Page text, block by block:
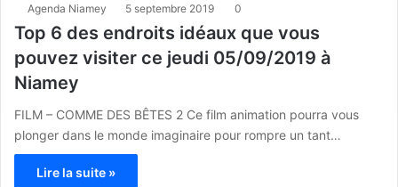
Agenda Niamey 5 septembre 2019 0
Top 6 des endroits idéaux que vous
pouvez visiter ce jeudi 05/09/2019 à
Niamey
FILM – COMME DES BÊTES 2 Ce film animation pourra vous
plonger dans le monde imaginaire pour rompre un tant…
Lire la suite »